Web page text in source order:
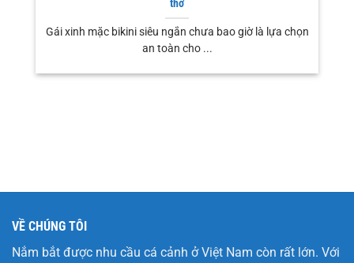
thở
Gái xinh mặc bikini siêu ngắn chưa bao giờ là lựa chọn
an toàn cho ...
VỀ CHÚNG TÔI
Nắm bắt được nhu cầu cá cảnh ở Việt Nam còn rất lớn. Với